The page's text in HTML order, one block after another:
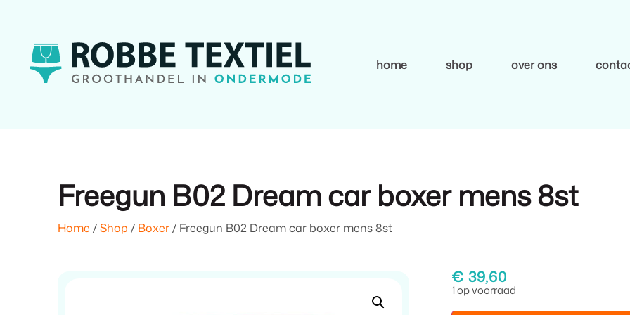
home shop over ons
Freegun B02 Dream car boxer mens 8st
Home /Shop / Boxer/ Freegun B02 Dream car boxer mens 8st
€ 39,60
1 op voorraad